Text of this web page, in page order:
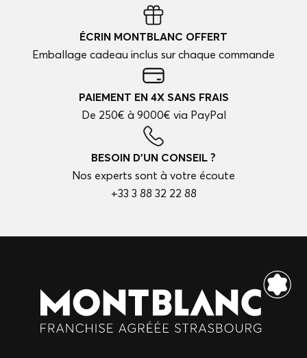
ÉCRIN MONTBLANC OFFERT
Emballage cadeau inclus sur chaque commande
PAIEMENT EN 4X SANS FRAIS
De 250€ à 9000€ via PayPal
BESOIN D'UN CONSEIL ?
Nos experts sont à votre écoute
+33 3 88 32 22 88